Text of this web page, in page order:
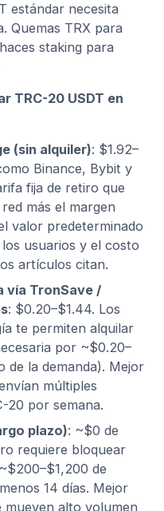
estándar necesita
Quemas TRX para
staking para
TRC-20 USDT en
(sin alquiler): $1.92–
Binance, Bybit y
fija de retiro que
más el margen
valor predeterminado
usuarios y el costo
artículos citan.
vía TronSave /
: $0.20–$1.44. Los
te permiten alquilar
por ~$0.20–
de la demanda). Mejor
múltiples
20 por semana.
plazo): ~$0 de
requiere bloquear
de
14 días. Mejor
mueven alto volumen